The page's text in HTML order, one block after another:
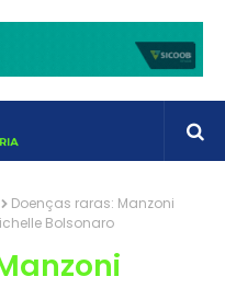
Doenças raras: Manzoni
Bolsonaro